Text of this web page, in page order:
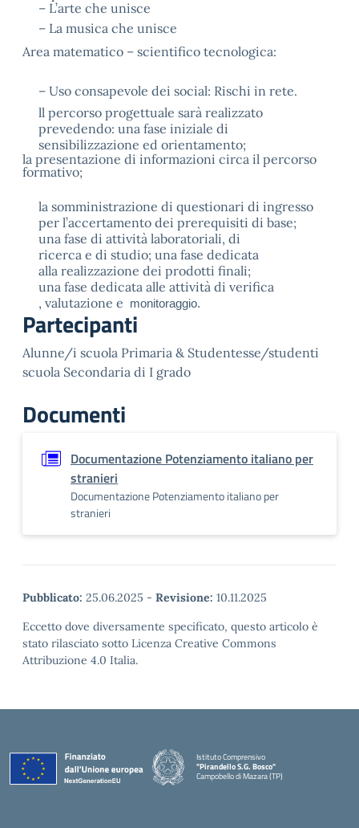
– L’arte che unisce
– La musica che unisce
Area matematico – scientifico tecnologica:
– Uso consapevole dei social: Rischi in rete.
ll percorso progettuale sarà realizzato
prevedendo: una fase iniziale di
sensibilizzazione ed orientamento;
la presentazione di informazioni circa il percorso
formativo;
la somministrazione di questionari di ingresso
per l’accertamento dei prerequisiti di base;
una fase di attività laboratoriali, di
ricerca e di studio; una fase dedicata
alla realizzazione dei prodotti finali;
una fase dedicata alle attività di verifica
, valutazione e
monitoraggio.
Partecipanti
Alunne/i scuola Primaria & Studentesse/studenti
scuola Secondaria di I grado
Documenti
Documentazione Potenziamento italiano per
stranieri
Documentazione Potenziamento italiano per
stranieri
Pubblicato: 25.06.2025 - Revisione: 10.11.2025
Eccetto dove diversamente specificato, questo articolo è
stato rilasciato sotto Licenza Creative Commons
Attribuzione 4.0 Italia.
Istituto Comprensivo
"Pirandello S.G. Bosco"
Campobello di Mazara (TP)